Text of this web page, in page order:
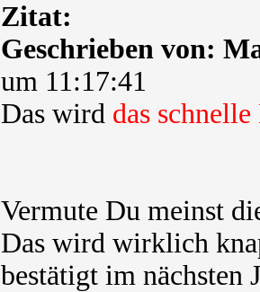
Zitat:
Geschrieben von:
um 11:17:41
Das wird das
Vermute Du meinst
Das wird wirklich
bestätigt im nächsten